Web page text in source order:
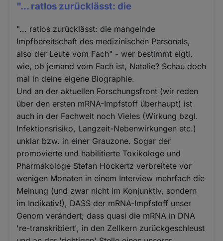
"... ratlos zurücklässt: die
"... ratlos zurücklässt: die mangelnde
Impfbereitschaft des medizinischen Personals,
also der Leute vom Fach" - wer bestimmt eigtl.
wie, ob jemand vom Fach ist, Natalie? Schau doch
mal in deine eigene Biographie.
Und an der aktuellen Forschungsfront (wir reden
über den ersten mRNA-Impfstoff überhaupt) ist
auch in der Fachwelt noch Vieles (Wirkung bzgl.
Infektionsrisiko, Langzeit-Nebenwirkungen etc.)
unklar bzw. in einer Grauzone. Sogar der
promovierte und habilitierte Toxikologe und
Pharmakologe Stefan Hockertz verbreitete vor
wenigen Monaten in einem Interview mehrfach die
Meinung (und zwar nicht im Konjunktiv, sondern
im Indikativ!), DASS der mRNA-Impfstoff unser
Genom verändert; dass quasi die mRNA in DNA
're-transkribiert', in den Zellkern zurückgeschleust